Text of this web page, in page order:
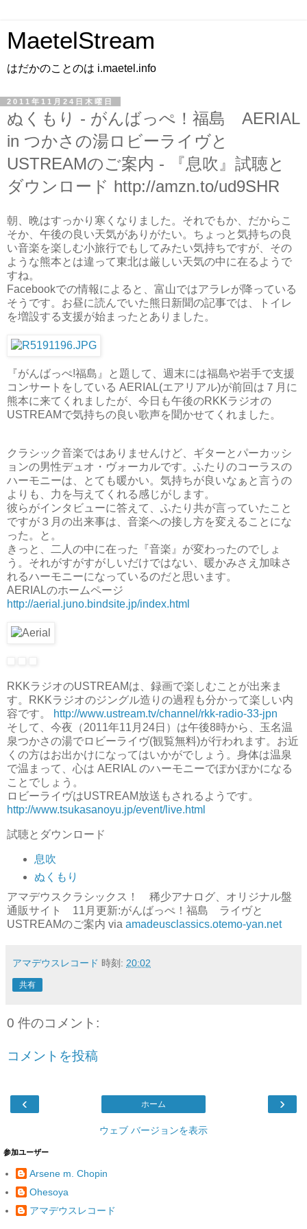
MaetelStream
はだかのことのは i.maetel.info
2011年11月24日木曜日
ぬくもり - がんばっぺ！福島 AERIAL
in つかさの湯ロビーライヴと
USTREAMのご案内 - 『息吹』試聴と
ダウンロード http://amzn.to/ud9SHR
朝、晩はすっかり寒くなりました。それでもか、だからこ
そか、午後の良い天気がありがたい。ちょっと気持ちの良
い音楽を楽しむ小旅行でもしてみたい気持ちですが、その
ような熊本とは違って東北は厳しい天気の中に在るようで
すね。
Facebookでの情報によると、富山ではアラレが降っている
そうです。お昼に読んでいた熊日新聞の記事では、トイレ
を増設する支援が始まったとありました。
『がんばっぺ!福島』と題して、週末には福島や岩手で支援
コンサートをしている AERIAL(エアリアル)が前回は７月に
熊本に来てくれましたが、今日も午後のRKKラジオの
USTREAMで気持ちの良い歌声を聞かせてくれました。
クラシック音楽ではありませんけど、ギターとパーカッシ
ョンの男性デュオ・ヴォーカルです。ふたりのコーラスの
ハーモニーは、とても暖かい。気持ちが良いなぁと言うの
よりも、力を与えてくれる感じがします。
彼らがインタビューに答えて、ふたり共が言っていたこと
ですが３月の出来事は、音楽への接し方を変えることにな
った。と。
きっと、二人の中に在った『音楽』が変わったのでしょ
う。それがすがすがしいだけではない、暖かみさえ加味さ
れるハーモニーになっているのだと思います。
AERIALのホームページ
http://aerial.juno.bindsite.jp/index.html
RKKラジオのUSTREAMは、録画で楽しむことが出来ま
す。RKKラジオのジングル造りの過程も分かって楽しい内
容です。
http://www.ustream.tv/channel/rkk-radio-33-jpn
そして、今夜（2011年11月24日）は午後8時から、玉名温
泉つかさの湯でロビーライヴ(観覧無料)が行われます。お近
くの方はお出かけになってはいかがでしょう。身体は温泉
で温まって、心は AERIAL のハーモニーでぽかぽかになる
ことでしょう。
ロビーライヴはUSTREAM放送もされるようです。
http://www.tsukasanoyu.jp/event/live.html
試聴とダウンロード
息吹
ぬくもり
アマデウスクラシックス！ 稀少アナログ、オリジナル盤
通販サイト 11月更新:がんばっぺ！福島 ライヴと
USTREAMのご案内 via amadeusclassics.otemo-yan.net
アマデウスレコード 時刻: 20:02
共有
0 件のコメント:
コメントを投稿
‹ ›
ホーム
ウェブ バージョンを表示
参加ユーザー
Arsene m. Chopin
Ohesoya
アマデウスレコード